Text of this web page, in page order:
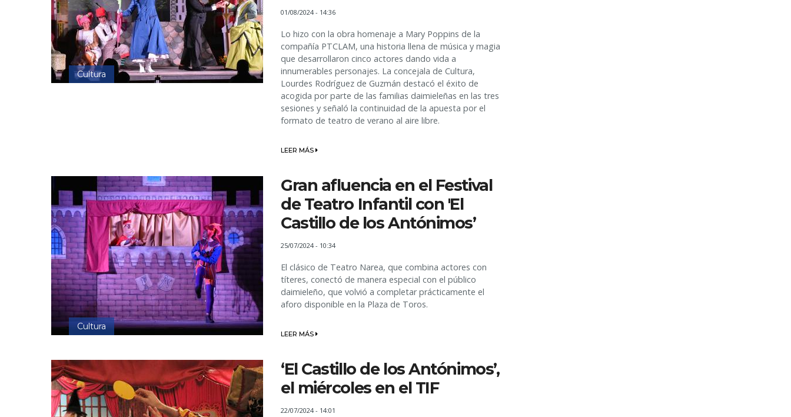
Cultura
01/08/2024 - 14:36
Lo hizo con la obra homenaje a Mary Poppins de la
compañía PTCLAM, una historia llena de música y magia
que desarrollaron cinco actores dando vida a
innumerables personajes. La concejala de Cultura,
Lourdes Rodríguez de Guzmán destacó el éxito de
acogida por parte de las familias daimieleñas en las tres
sesiones y señaló la continuidad de la apuesta por el
formato de teatro de verano al aire libre.
LEER MÁS
Cultura
Gran afluencia en el Festival
de Teatro Infantil con 'El
Castillo de los Antónimos’
25/07/2024 - 10:34
El clásico de Teatro Narea, que combina actores con
títeres, conectó de manera especial con el público
daimieleño, que volvió a completar prácticamente el
aforo disponible en la Plaza de Toros.
LEER MÁS
‘El Castillo de los Antónimos’,
el miércoles en el TIF
22/07/2024 - 14:01